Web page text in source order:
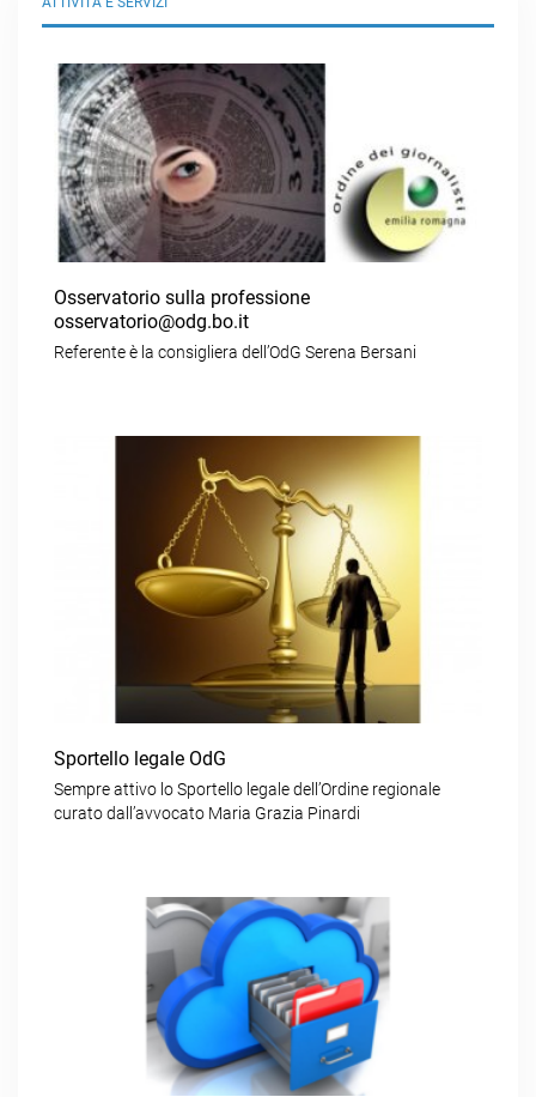
Osservatorio sulla professione
osservatorio@odg.bo.it
Referente è la consigliera dell’OdG Serena Bersani
Sportello legale OdG
Sempre attivo lo Sportello legale dell’Ordine regionale
curato dall’avvocato Maria Grazia Pinardi